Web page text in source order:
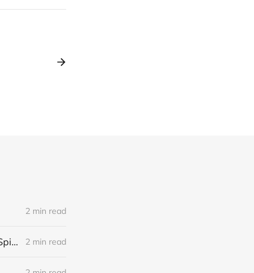
2 min read
Hingefallen, Krönchen richten, weitermachen. SUPASAWA jetzt bei Right Spirits 2 min read